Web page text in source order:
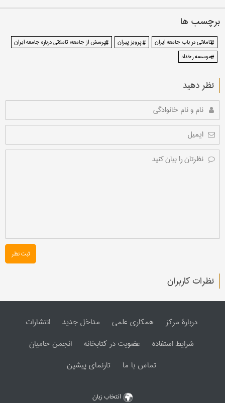
برچسب ها
#تاملاتی در باب جامعه ایران # پرویز پیران
#پرسش از جامعه؛ تاملاتی درباره جامعه ایران
#موسسه رخداد
نظر دهید
ثبت نظر
نظرات کاربران
دربارۀ مرکز همکاری علمی مداخل جدید
انتشارات
شرایط استفاده
عضویت در کتابخانه
انجمن حامیان
تماس با ما
تارنمای پیشین
انتخاب زبان